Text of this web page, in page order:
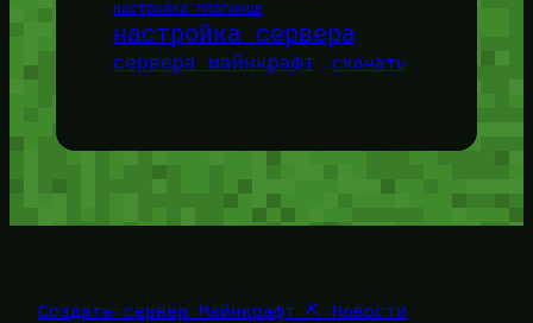
настройка плагинов
настройка сервера
сервера майнкрафт скачать
Создать сервер Майнкрафт ⛏️ Новости